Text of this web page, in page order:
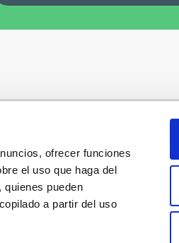
ofrecer funciones
el uso que haga del
pueden
a partir del uso
privacidad
privacidad redes
generales de la